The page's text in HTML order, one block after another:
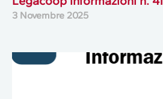
3 Novembre 2025